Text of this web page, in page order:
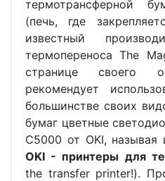
термотрансферной
(печь, где
известный
термопереноса The
странице своего
рекомендует
большинстве своих
бумаг цветные
C5000 от OKI,
OKI - принтеры для
the transfer printer!).